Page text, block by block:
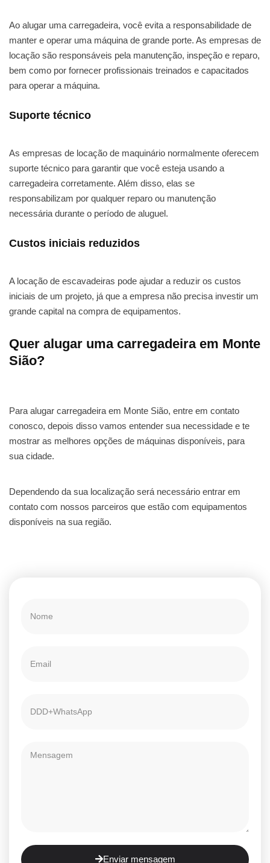
Ao alugar uma carregadeira, você evita a responsabilidade de
manter e operar uma máquina de grande porte. As empresas de
locação são responsáveis pela manutenção, inspeção e reparo,
bem como por fornecer profissionais treinados e capacitados
para operar a máquina.
Suporte técnico
As empresas de locação de maquinário normalmente oferecem
suporte técnico para garantir que você esteja usando a
carregadeira corretamente. Além disso, elas se
responsabilizam por qualquer reparo ou manutenção
necessária durante o período de aluguel.
Custos iniciais reduzidos
A locação de escavadeiras pode ajudar a reduzir os custos
iniciais de um projeto, já que a empresa não precisa investir um
grande capital na compra de equipamentos.
Quer alugar uma carregadeira em Monte
Sião?
Para alugar carregadeira em Monte Sião, entre em contato
conosco, depois disso vamos entender sua necessidade e te
mostrar as melhores opções de máquinas disponíveis, para
sua cidade.
Dependendo da sua localização será necessário entrar em
contato com nossos parceiros que estão com equipamentos
disponíveis na sua região.
Enviar mensagem